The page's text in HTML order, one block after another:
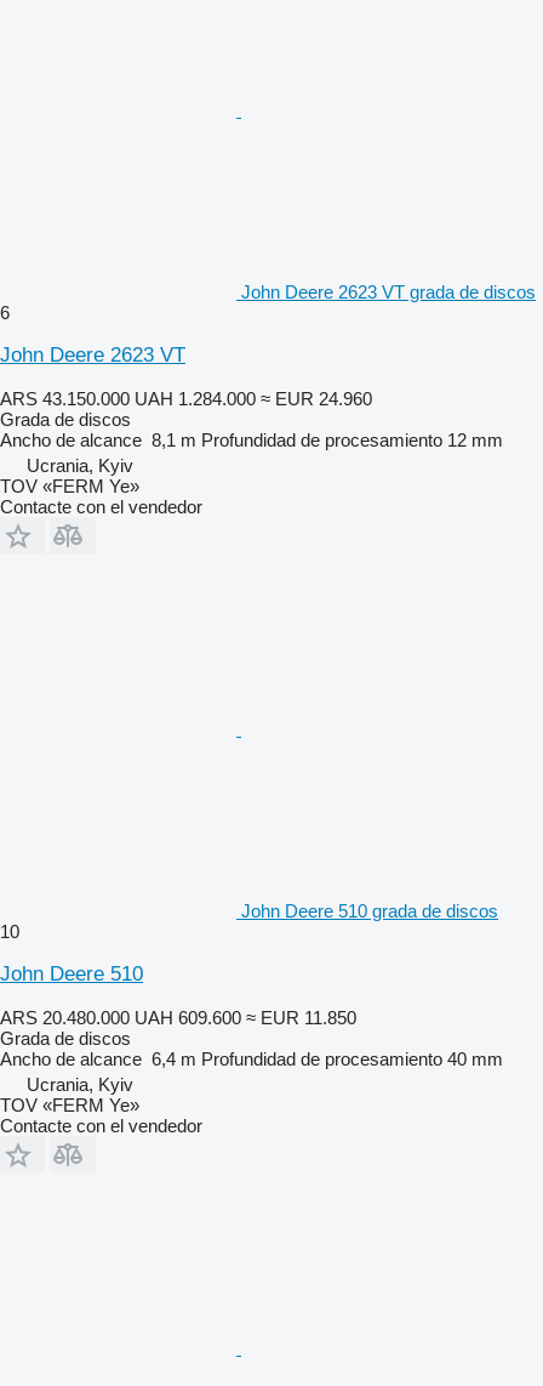
John Deere 2623 VT grada de discos
6
John Deere 2623 VT
ARS 43.150.000 UAH 1.284.000 ≈ EUR 24.960
Grada de discos
Ancho de alcance 8,1 m Profundidad de procesamiento 12 mm
Ucrania, Kyiv
TOV «FERM Ye»
Contacte con el vendedor
John Deere 510 grada de discos
10
John Deere 510
ARS 20.480.000 UAH 609.600 ≈ EUR 11.850
Grada de discos
Ancho de alcance 6,4 m Profundidad de procesamiento 40 mm
Ucrania, Kyiv
TOV «FERM Ye»
Contacte con el vendedor